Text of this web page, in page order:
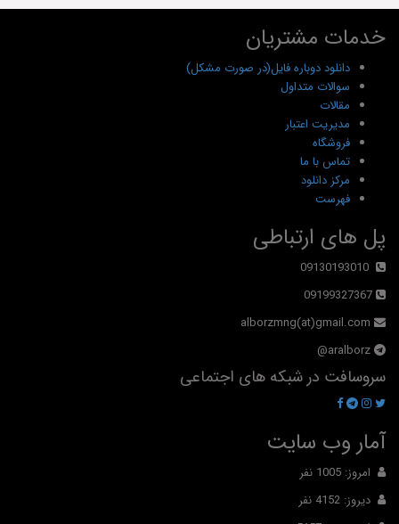
خدمات مشتریان
دانلود دوباره فایل(در صورت مشکل)
سوالات متداول
مقالات
مدیریت اعتبار
فروشگاه
تماس با ما
مرکز دانلود
فهرست
پل های ارتباطی
09130193010
09199327367
alborzmng(at)gmail.com
aralborz@
سروسافت در شبکه های اجتماعی
آمار وب سایت
امروز: 1005 نفر
دیروز: 4152 نفر